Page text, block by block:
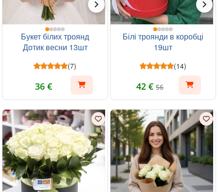
Букет білих троянд
Дотик весни 13шт
(7)
36 €
Білі троянди в коробці
19шт
(14)
42 € 56